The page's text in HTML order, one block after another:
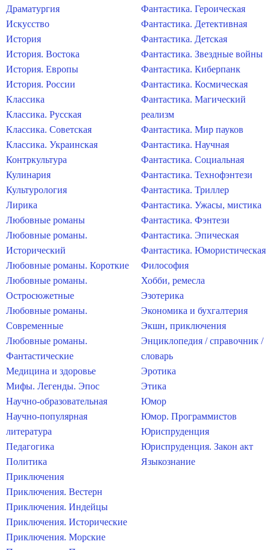
Драматургия
Искусство
История
История. Востока
История. Европы
История. России
Классика
Классика. Русская
Классика. Советская
Классика. Украинская
Контркультура
Кулинария
Культурология
Лирика
Любовные романы
Любовные романы.
Исторический
Любовные романы. Короткие
Любовные романы.
Остросюжетные
Любовные романы.
Современные
Любовные романы.
Фантастические
Медицина и здоровье
Мифы. Легенды. Эпос
Научно-образовательная
Научно-популярная
литература
Педагогика
Политика
Приключения
Приключения. Вестерн
Приключения. Индейцы
Приключения. Исторические
Приключения. Морские
Фантастика. Героическая
Фантастика. Детективная
Фантастика. Детская
Фантастика. Звездные войны
Фантастика. Киберпанк
Фантастика. Космическая
Фантастика. Магический
реализм
Фантастика. Мир пауков
Фантастика. Научная
Фантастика. Социальная
Фантастика. Технофэнтези
Фантастика. Триллер
Фантастика. Ужасы, мистика
Фантастика. Фэнтези
Фантастика. Эпическая
Фантастика. Юмористическая
Философия
Хобби, ремесла
Эзотерика
Экономика и бухгалтерия
Экшн, приключения
Энциклопедия / справочник /
словарь
Эротика
Этика
Юмор
Юмор. Программистов
Юриспруденция
Юриспруденция. Закон акт
Языкознание